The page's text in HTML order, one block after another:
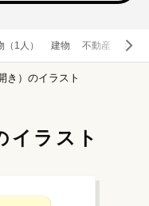
（1人） 建物 不動産 お金
き）のイラスト
イラスト